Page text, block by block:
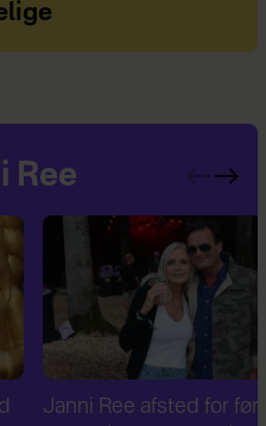
Ree
Janni Ree er fascineret